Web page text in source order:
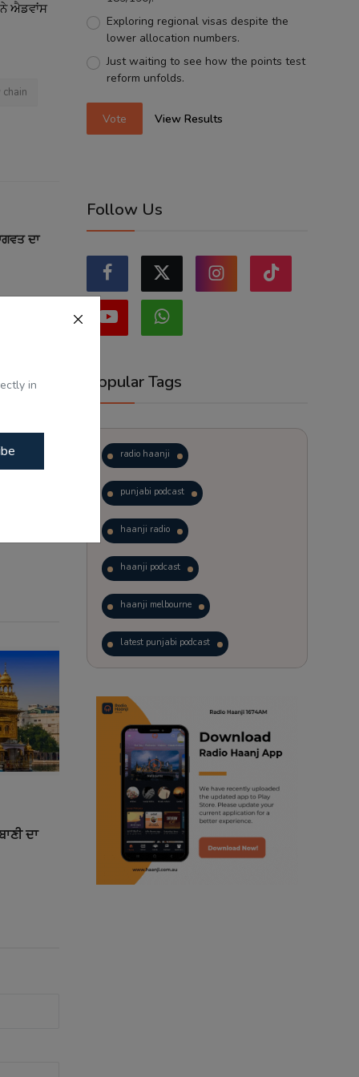
in
ਐਡਵਾਂਸ
ਦਾ
ਦਾ
Exploring regional visas despite the
lower allocation numbers.
Just waiting to see how the points test
reform unfolds.
Vote View Results
Follow Us
Popular Tags
radio haanji
punjabi podcast
haanji radio
haanji podcast
haanji melbourne
latest punjabi podcast
trending punjabi podcast
ranjodh singh
punjabi podcast australia
radio haanji updates
punjabi kahani